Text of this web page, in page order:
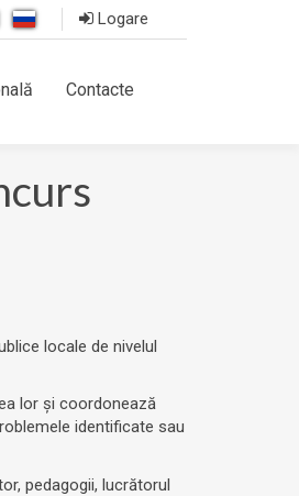
Logare
Contacte
locale de nivelul
lor și coordonează
identificate sau
pedagogii, lucrătorul